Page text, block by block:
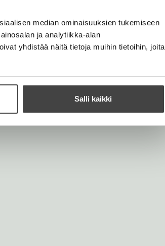
median ominaisuuksien tukemiseen
ja analytiikka-alan
yhdistää näitä tietoja muihin tietoihin, joita
Salli kaikki